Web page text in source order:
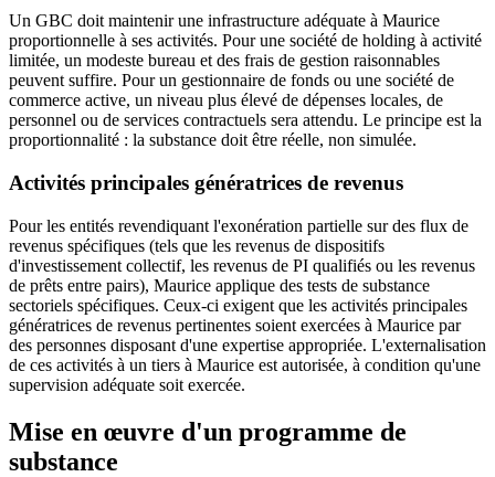
Un GBC doit maintenir une infrastructure adéquate à Maurice
proportionnelle à ses activités. Pour une société de holding à activité
limitée, un modeste bureau et des frais de gestion raisonnables
peuvent suffire. Pour un gestionnaire de fonds ou une société de
commerce active, un niveau plus élevé de dépenses locales, de
personnel ou de services contractuels sera attendu. Le principe est la
proportionnalité : la substance doit être réelle, non simulée.
Activités principales génératrices de revenus
Pour les entités revendiquant l'exonération partielle sur des flux de
revenus spécifiques (tels que les revenus de dispositifs
d'investissement collectif, les revenus de PI qualifiés ou les revenus
de prêts entre pairs), Maurice applique des tests de substance
sectoriels spécifiques. Ceux-ci exigent que les activités principales
génératrices de revenus pertinentes soient exercées à Maurice par
des personnes disposant d'une expertise appropriée. L'externalisation
de ces activités à un tiers à Maurice est autorisée, à condition qu'une
supervision adéquate soit exercée.
Mise en œuvre d'un programme de
substance